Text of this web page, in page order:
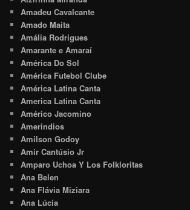
Amadeu Cavalcante
Amado Maita
Amália Rodrigues
Amarante e Amaraí
América Do Sol
América Futebol Clube
América Latina Canta
America Latina Canta
Américo Jacomino
Amerindios
Amilson Godoy
Amir Cantúsio Jr
Amparo Uchoa Y Los Folkloritas
Ana Belen
Ana Flávia Miziara
Ana Lúcia